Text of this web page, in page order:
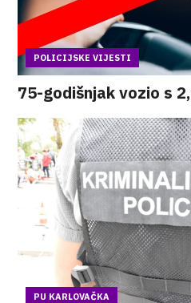
POLICIJSKE VIJESTI
75-godišnjak vozio s
PU KARLOVAČKA